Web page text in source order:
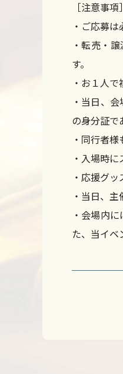
［注意事項］
・ご応募
・転売・
す。
・お１人
・当日、
の身分証で
・同行者
・入場時に
・応援グ
・当日、
・会場内
た、当イベ